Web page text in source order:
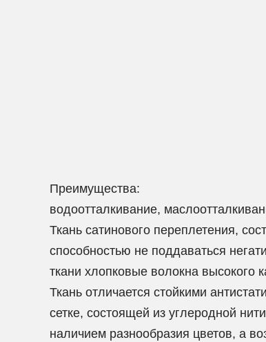
Преимущества:
водоотталкивание,
Ткань сатинового переплетения,
способностью не поддаваться
ткани хлопковые волокна высокого
Ткань отличается стойкими
сетке, состоящей из углеродной
наличием разнообразия цветов, а